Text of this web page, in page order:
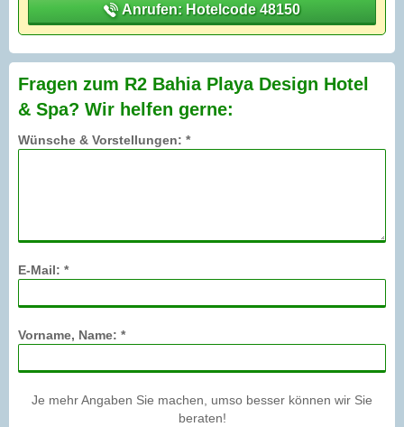
Anrufen: Hotelcode 48150
Fragen zum R2 Bahia Playa Design Hotel
& Spa? Wir helfen gerne:
Wünsche & Vorstellungen: *
E-Mail: *
Vorname, Name: *
Je mehr Angaben Sie machen, umso besser können wir Sie
beraten!